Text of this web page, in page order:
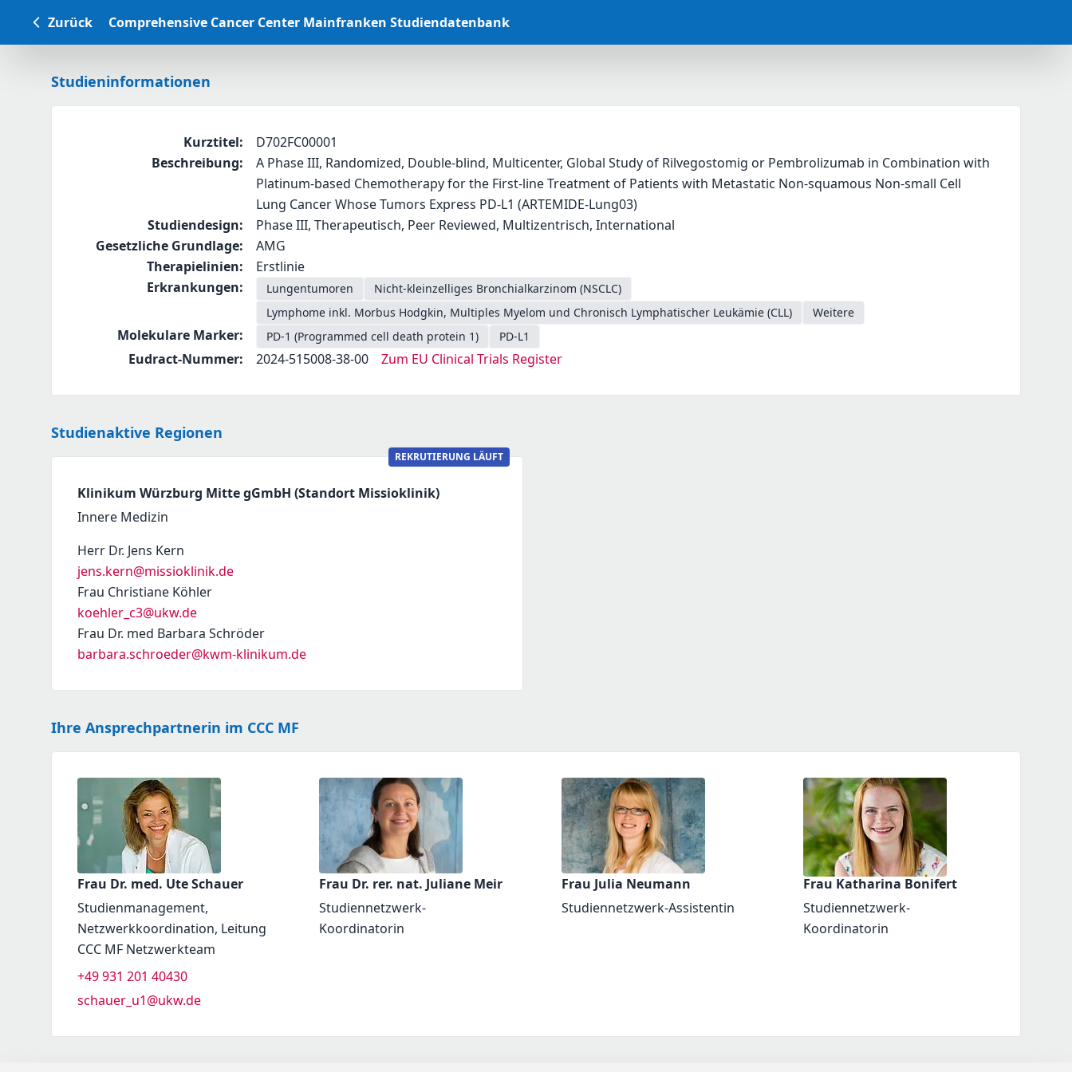
Zurück Comprehensive Cancer Center Mainfranken Studiendatenbank
Studieninformationen
Kurztitel:
D702FC00001
Beschreibung:
A Phase III, Randomized, Double-blind, Multicenter, Global Study of Rilvegostomig or Pembrolizumab in Combination with
Platinum-based Chemotherapy for the First-line Treatment of Patients with Metastatic Non-squamous Non-small Cell
Lung Cancer Whose Tumors Express PD-L1 (ARTEMIDE-Lung03)
Studiendesign:
Phase III, Therapeutisch, Peer Reviewed, Multizentrisch, International
Gesetzliche Grundlage:
AMG
Therapielinien:
Erstlinie
Erkrankungen: Lungentumoren
Nicht-kleinzelliges Bronchialkarzinom (NSCLC)
Lymphome inkl. Morbus Hodgkin, Multiples Myelom und Chronisch Lymphatischer Leukämie (CLL)
Weitere
Molekulare Marker: PD-1 (Programmed cell death protein 1) PD-L1
Eudract-Nummer: 2024-515008-38-00 Zum EU Clinical Trials Register
Studienaktive Regionen
REKRUTIERUNG LÄUFT
Klinikum Würzburg Mitte gGmbH (Standort Missioklinik)
Innere Medizin
Herr Dr. Jens Kern
jens.kern@missioklinik.de
Frau Christiane Köhler
koehler_c3@ukw.de
Frau Dr. med Barbara Schröder
barbara.schroeder@kwm-klinikum.de
Ihre Ansprechpartnerin im CCC MF
Frau Dr. med. Ute Schauer
Studienmanagement,
Netzwerkkoordination, Leitung
CCC MF Netzwerkteam
+49 931 201 40430
schauer_u1@ukw.de
Frau Dr. rer. nat. Juliane Meir
Studiennetzwerk-
Koordinatorin
Frau Julia Neumann
Studiennetzwerk-Assistentin
Frau Katharina Bonifert
Studiennetzwerk-
Koordinatorin